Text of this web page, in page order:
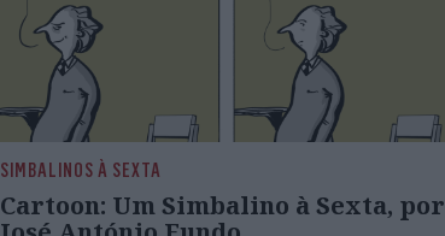
SIMBALINOS À SEXTA
Cartoon: Um Simbalino à Sexta, por